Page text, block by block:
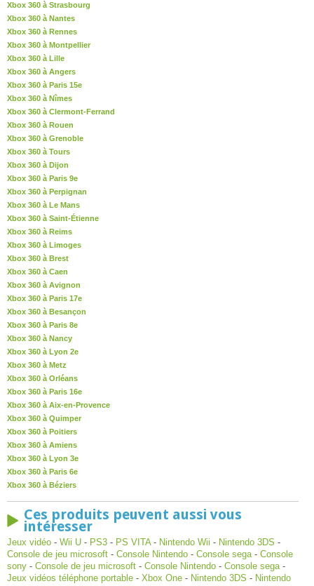
Xbox 360 à Strasbourg
Xbox 360 à Nantes
Xbox 360 à Rennes
Xbox 360 à Montpellier
Xbox 360 à Lille
Xbox 360 à Angers
Xbox 360 à Paris 15e
Xbox 360 à Nîmes
Xbox 360 à Clermont-Ferrand
Xbox 360 à Rouen
Xbox 360 à Grenoble
Xbox 360 à Tours
Xbox 360 à Dijon
Xbox 360 à Paris 9e
Xbox 360 à Perpignan
Xbox 360 à Le Mans
Xbox 360 à Saint-Étienne
Xbox 360 à Reims
Xbox 360 à Limoges
Xbox 360 à Brest
Xbox 360 à Caen
Xbox 360 à Avignon
Xbox 360 à Paris 17e
Xbox 360 à Besançon
Xbox 360 à Paris 8e
Xbox 360 à Nancy
Xbox 360 à Lyon 2e
Xbox 360 à Metz
Xbox 360 à Orléans
Xbox 360 à Paris 16e
Xbox 360 à Aix-en-Provence
Xbox 360 à Quimper
Xbox 360 à Poitiers
Xbox 360 à Amiens
Xbox 360 à Lyon 3e
Xbox 360 à Paris 6e
Xbox 360 à Béziers
Ces produits peuvent aussi vous
intéresser
Jeux vidéo - Wii U - PS3 - PS VITA- Nintendo Wii - Nintendo 3DS -
Console de jeu microsoft - Console Nintendo - Console sega- Console
sony - Console de jeu microsoft - Console Nintendo - Console sega-
Jeux vidéos téléphone portable - Xbox One - Nintendo 3DS - Nintendo